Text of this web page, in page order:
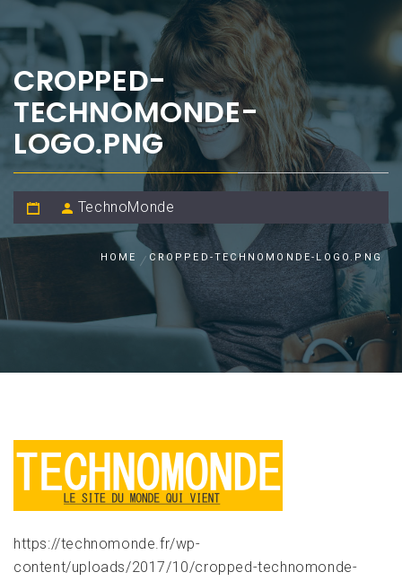
CROPPED-
TECHNOMONDE-
LOGO.PNG
TechnoMonde
HOME CROPPED-TECHNOMONDE-LOGO.PNG
https://technomonde.fr/wp-
content/uploads/2017/10/cropped-technomonde-